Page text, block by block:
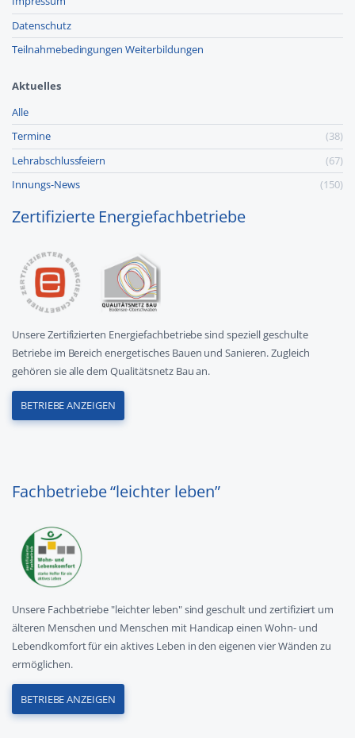
Datenschutz
Teilnahmebedingungen Weiterbildungen
Aktuelles
Alle
Termine
(38)
Lehr­abschluss­feiern
(67)
Innungs-News
(150)
Zertifizierte Energiefachbetriebe
Unsere Zertifizierten Energiefachbetriebe sind speziell geschulte
Betriebe im Bereich energetisches Bauen und Sanieren. Zugleich
gehören sie alle dem Qualitätsnetz Bau an.
BETRIEBE ANZEIGEN
Fachbetriebe “leichter leben”
Unsere Fachbetriebe "leichter leben" sind geschult und zertifiziert um
älteren Menschen und Menschen mit Handicap einen Wohn- und
Lebendkomfort für ein aktives Leben in den eigenen vier Wänden zu
ermöglichen.
BETRIEBE ANZEIGEN